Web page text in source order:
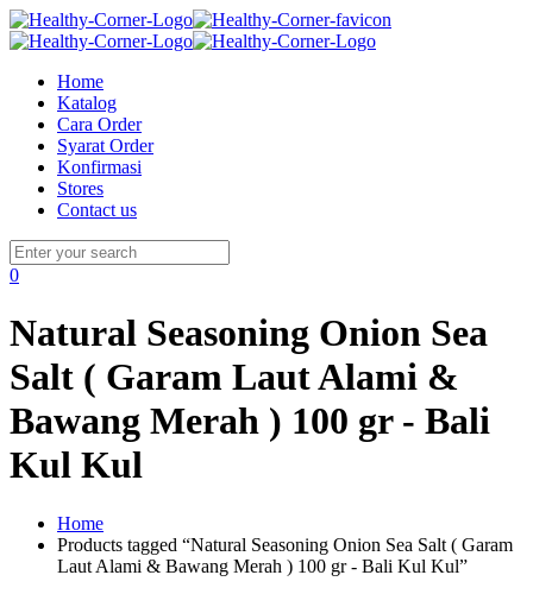
Home
Katalog
Cara Order
Syarat Order
Konfirmasi
Stores
Contact us
0
Natural Seasoning Onion Sea
Salt ( Garam Laut Alami &
Bawang Merah ) 100 gr - Bali
Kul Kul
Home
Products tagged “Natural Seasoning Onion Sea Salt ( Garam
Laut Alami & Bawang Merah ) 100 gr - Bali Kul Kul”